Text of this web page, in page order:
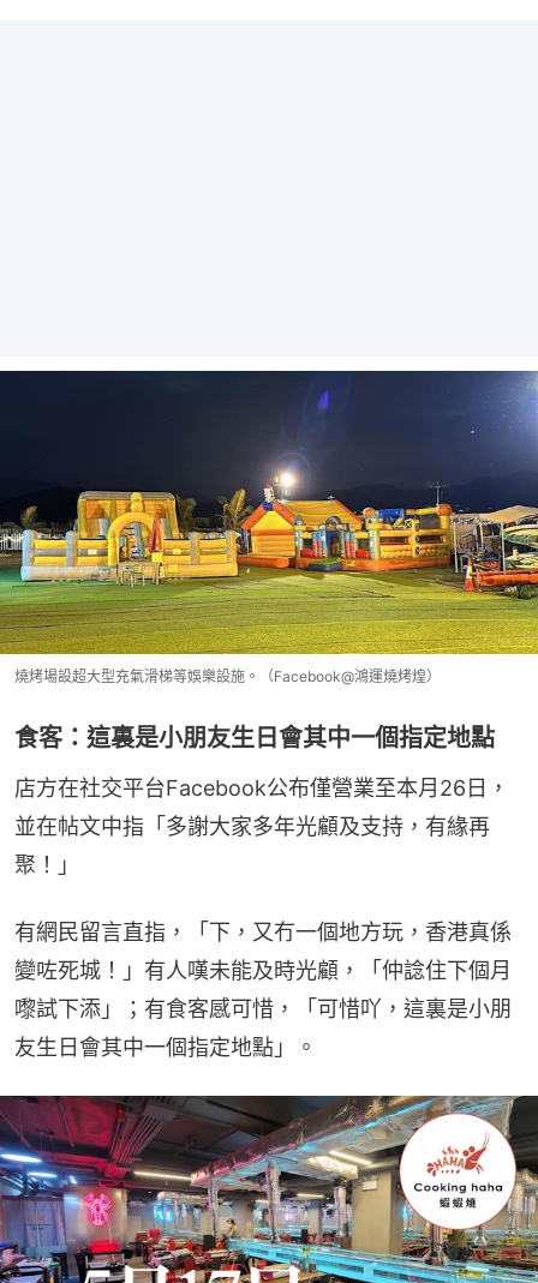
燒烤場設超大型充氣滑梯等娛樂設施。（Facebook@鴻運燒烤煌）
食客：這裏是小朋友生日會其中一個指定地點
店方在社交平台Facebook公布僅營業至本月26日，
並在帖文中指「多謝大家多年光顧及支持，有緣再
聚！」
有網民留言直指，「下，又冇一個地方玩，香港真係
變咗死城！」有人嘆未能及時光顧，「仲諗住下個月
嚟試下添」；有食客感可惜，「可惜吖，這裏是小朋
友生日會其中一個指定地點」。